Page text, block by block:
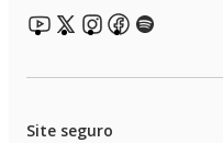
Site seguro